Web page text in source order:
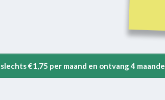
€1,75 per maand en ontvang 4